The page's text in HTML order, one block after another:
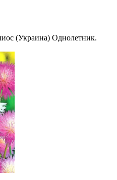
(Украина) Однолетник.